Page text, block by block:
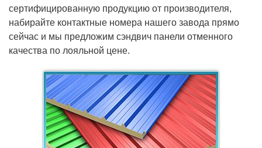
сертифицированную продукцию от производителя,
набирайте контактные номера нашего завода прямо
сейчас и мы предложим сэндвич панели отменного
качества по лояльной цене.